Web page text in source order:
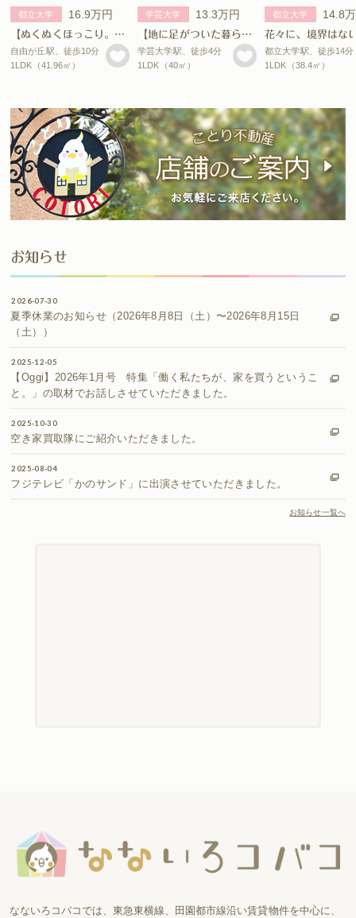
都立大学 16.9万円
【ぬくぬくほっこり。】 自由が丘賃貸
自由が丘駅、徒歩10分
1LDK（41.96㎡）
学芸大学 13.3万円
【地に足がついた暮らしへの憧れ感。】 学芸大学賃貸
学芸大学駅、徒歩4分
1LDK（40㎡）
都立大学 14.8
花々に、境界はな
都立大学駅、徒歩14分
1LDK（38.4㎡）
お知らせ
2026-07-30
夏季休業のお知らせ（2026年8月8日（土）〜2026年8月15日
（土））
2025-12-05
【Oggi】2026年1月号 特集「働く私たちが、家を買うというこ
と。」の取材でお話しさせていただきました。
2025-10-30
空き家買取隊にご紹介いただきました。
2025-08-04
フジテレビ「かのサンド」に出演させていただきました。
お知らせ一覧へ
なないろコバコでは、東急東横線、田園都市線沿い賃貸物件を中心に、